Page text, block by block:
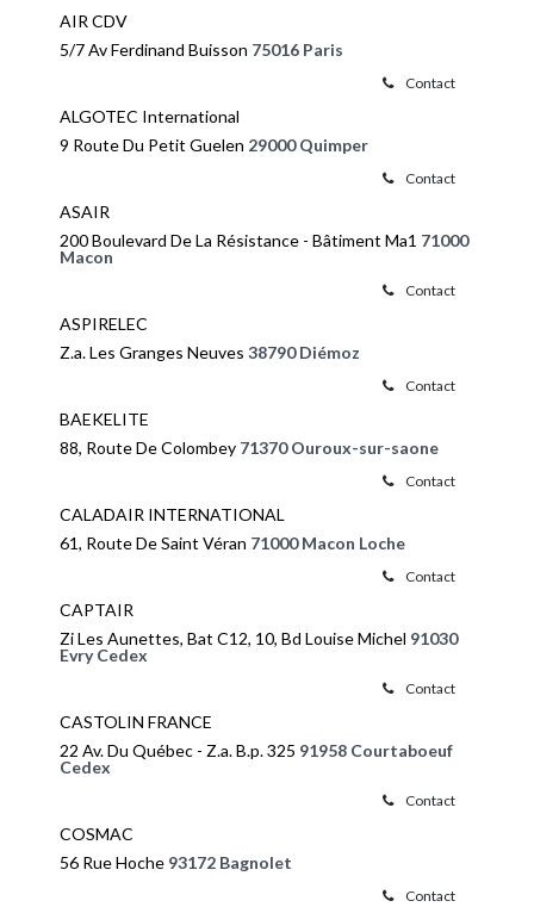
AIR CDV
5/7 Av Ferdinand Buisson 75016 Paris
Contact
ALGOTEC International
9 Route Du Petit Guelen 29000 Quimper
Contact
ASAIR
200 Boulevard De La Résistance - Bâtiment Ma1 71000
Macon
Contact
ASPIRELEC
Z.a. Les Granges Neuves 38790 Diémoz
Contact
BAEKELITE
88, Route De Colombey 71370 Ouroux-sur-saone
Contact
CALADAIR INTERNATIONAL
61, Route De Saint Véran 71000 Macon Loche
Contact
CAPTAIR
Zi Les Aunettes, Bat C12, 10, Bd Louise Michel 91030
Evry Cedex
Contact
CASTOLIN FRANCE
22 Av. Du Québec - Z.a. B.p. 325 91958 Courtaboeuf
Cedex
Contact
COSMAC
56 Rue Hoche 93172 Bagnolet
Contact